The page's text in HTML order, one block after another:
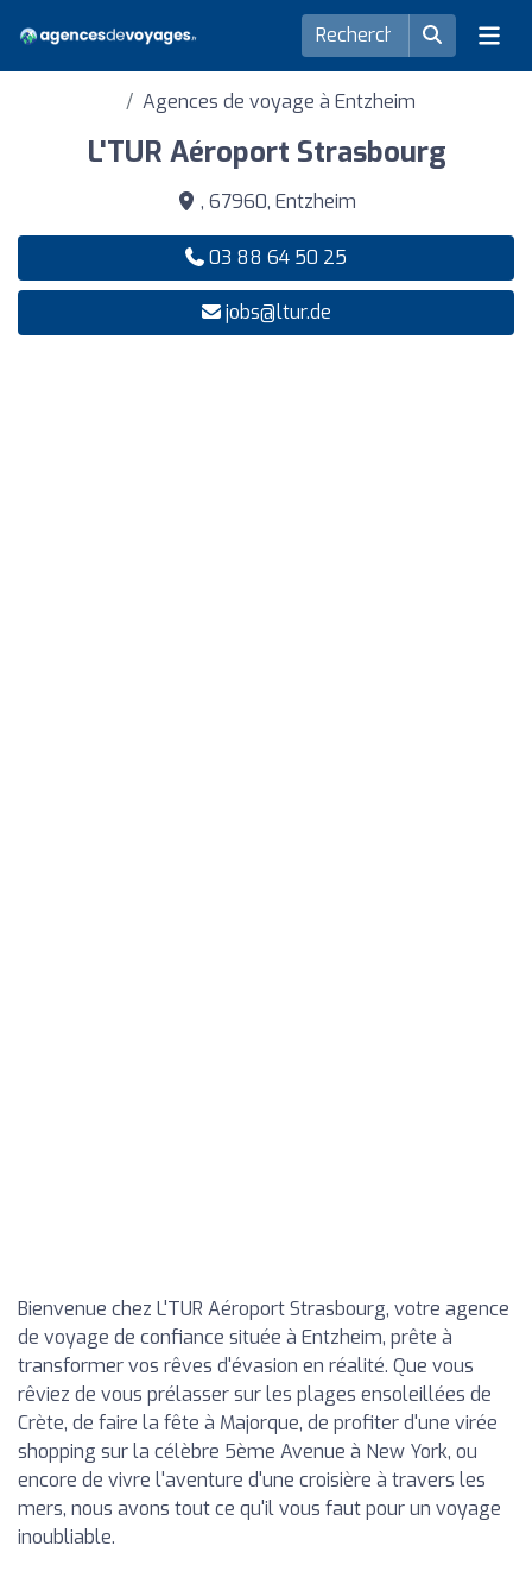
Agences de voyage à Entzheim
L'TUR Aéroport Strasbourg
, 67960, Entzheim
03 88 64 50 25
jobs@ltur.de
Bienvenue chez L'TUR Aéroport Strasbourg, votre agence
de voyage de confiance située à Entzheim, prête à
transformer vos rêves d'évasion en réalité. Que vous
rêviez de vous prélasser sur les plages ensoleillées de
Crète, de faire la fête à Majorque, de profiter d'une virée
shopping sur la célèbre 5ème Avenue à New York, ou
encore de vivre l'aventure d'une croisière à travers les
mers, nous avons tout ce qu'il vous faut pour un voyage
inoubliable.